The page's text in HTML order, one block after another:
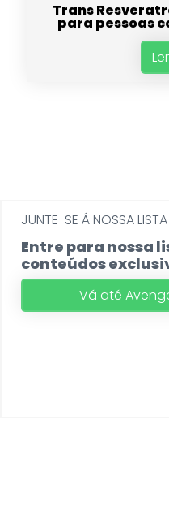
Trans
para pessoas
JUNTE-SE Á NOSSA
Entre para nossa
conteúdos
Vá até